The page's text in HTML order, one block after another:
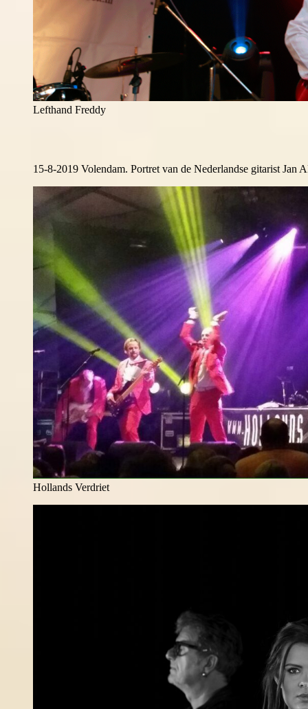
Lefthand Freddy
15-8-2019 Volendam. Portret van de Nederlandse gitarist Jan
Hollands Verdriet